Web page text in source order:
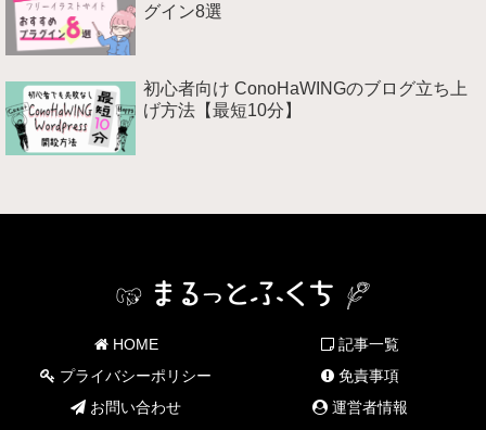
グイン8選
初心者向け ConoHaWINGのブログ立ち上
げ方法【最短10分】
HOME
記事一覧
プライバシーポリシー
免責事項
お問い合わせ
運営者情報